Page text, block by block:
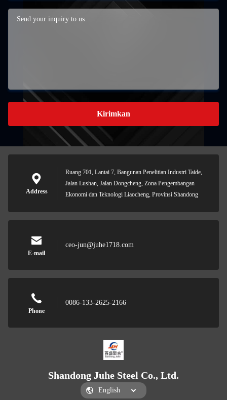
Kirimkan
Address
Ruang 701, Lantai 7, Bangunan Penelitian Industri Taide,
Jalan Lushan, Jalan Dongcheng, Zona Pengembangan
Ekonomi dan Teknologi Liaocheng, Provinsi Shandong
E-mail
ceo-jun@juhe1718.com
Phone
0086-133-2625-2166
Shandong Juhe Steel Co., Ltd.